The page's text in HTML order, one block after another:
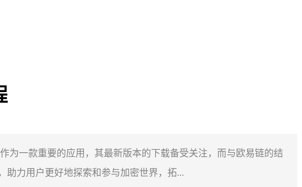
为一款重要的应用，其最新版本的下载备受关注，而与欧易链的结
助力用户更好地探索和参与加密世界，拓...